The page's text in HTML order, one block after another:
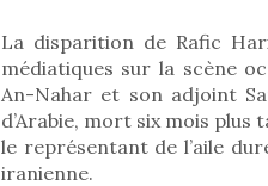
La disparition de Rafic
médiatiques sur la scène
An-Nahar et son adjoint
d’Arabie, mort six mois
le représentant de l’aile
iranienne.